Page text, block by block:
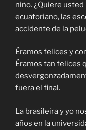
niño. ¿Quiere
ecuatoriano, las
accidente de la
Éramos felices y
Éramos tan felices
fuera el final.
La brasileira y yo
años en la